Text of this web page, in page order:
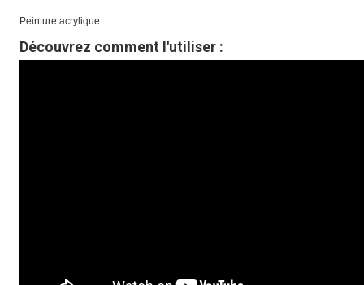
Peinture acrylique
Découvrez comment l'utiliser :